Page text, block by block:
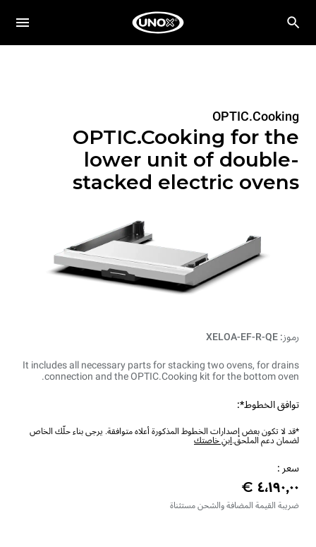
OPTIC.Cooking
OPTIC.Cooking for the
lower unit of double-
stacked electric ovens
رموز: XELOA-EF-R-QE
It includes all necessary parts for stacking two ovens, for drains
connection and the OPTIC.Cooking kit for the bottom oven.
توافق الخطوط*:
*قد لا تكون بعض إصدارات الخطوط المذكورة أعلاه متوافقة. يرجى بناء حلّك الخاص
لضمان دعم الملحق.ابنِ خاصتك
سعر :
ضريبة القيمة المضافة والشحن مستثناة